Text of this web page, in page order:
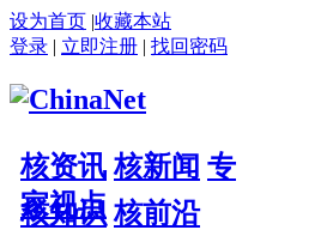
设为首页 |收藏本站
登录 | 立即注册 | 找回密码
核资讯 核新闻 专
家视点
核知识 核前沿